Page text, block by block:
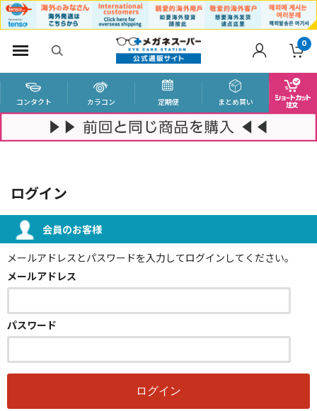
0
コンタクト カラコン 定期便 まとめ買い
ログイン
会員のお客様
メールアドレスとパスワードを入力してログインしてください。
メールアドレス
パスワード